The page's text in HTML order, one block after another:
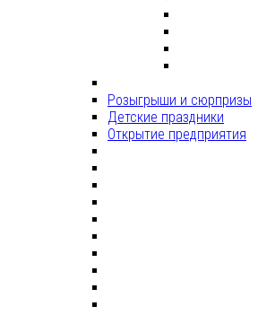
Розыгрыши и сюрпризы
Детские праздники
Открытие предприятия